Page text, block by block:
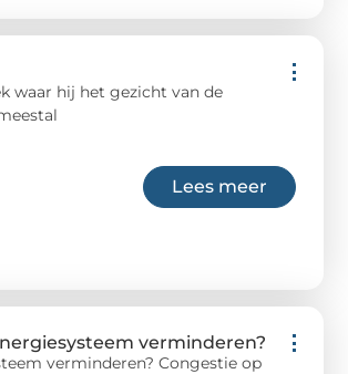
waar hij het gezicht van de
Lees meer
verminderen?
verminderen? Congestie op